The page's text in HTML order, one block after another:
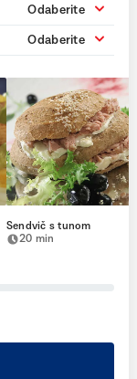
Odaberite
Odaberite
Sendvič s tunom
20 min